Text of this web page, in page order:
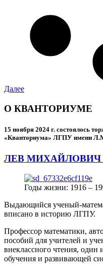
Далее
О КВАНТОРИУМЕ
15 ноября 2024 г. состоялось
«Кванториума» ЛГПУ имени
ЛЕВ
Годы жизни: 1916 –
Выдающийся ученый-
вписано в историю ЛГПУ.
Профессор математики,
пособий для учителей и
внеклассного чтения, один
обучения и развивающей